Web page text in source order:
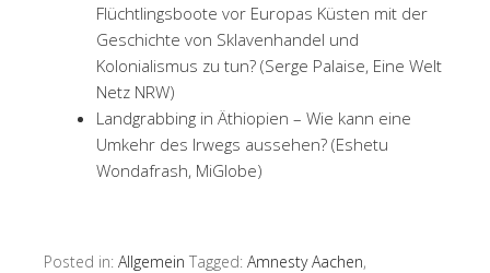
Flüchtlingsboote vor Europas Küsten mit der
Geschichte von Sklavenhandel und
Kolonialismus zu tun? (Serge Palaise, Eine Welt
Netz NRW)
Landgrabbing in Äthiopien – Wie kann eine
Umkehr des Irwegs aussehen? (Eshetu
Wondafrash, MiGlobe)
Posted in: Allgemein Tagged: Amnesty Aachen,